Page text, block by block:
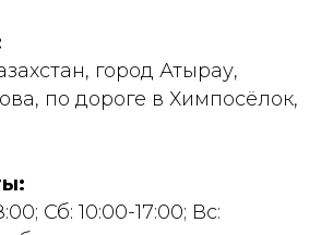
город Атырау,
по дороге в Химпосёлок,
Сб: 10:00-17:00; Вс: